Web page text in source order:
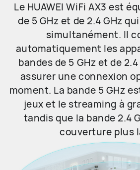
Le HUAWEI WiFi AX3 est
de 5 GHz et de 2.4 GHz
simultanément. Il
automatiquement les
bandes de 5 GHz et de
assurer une connexion
moment. La bande 5 GHz
jeux et le streaming à
tandis que la bande 2.4
couverture plus